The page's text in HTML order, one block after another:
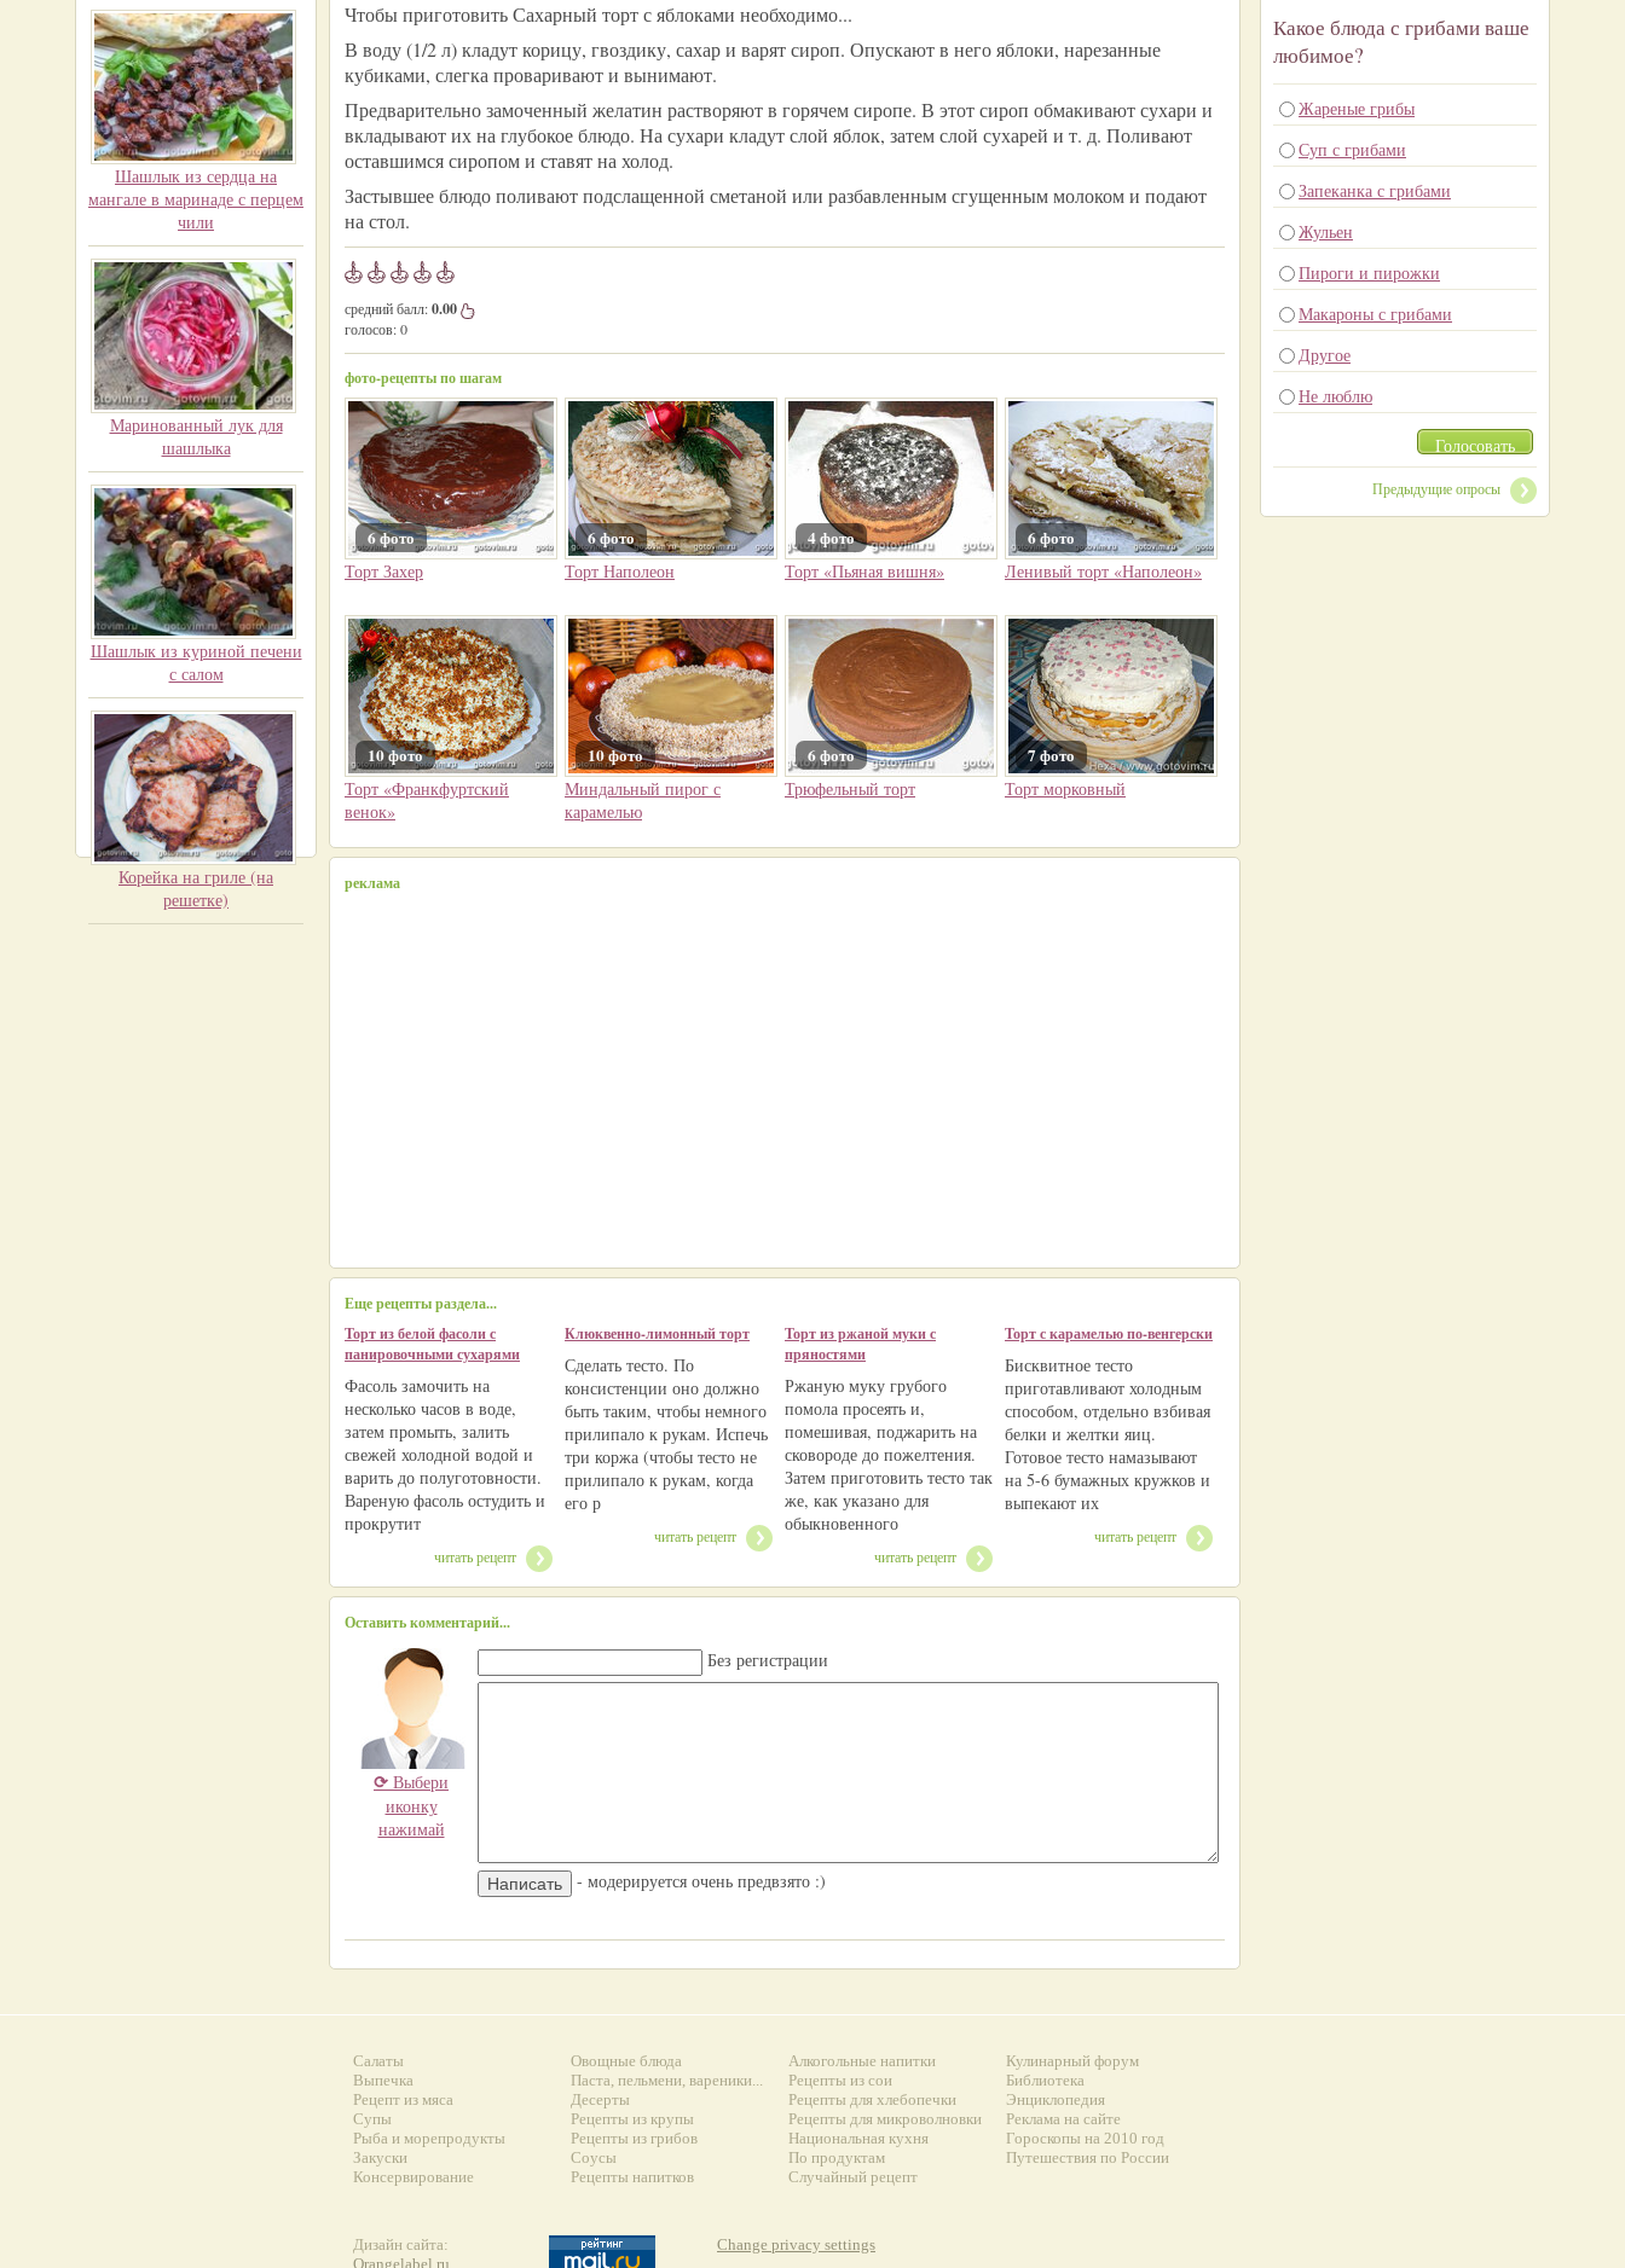
Шашлык из сердца на
мангале в маринаде с перцем
чили
Маринованный лук для
шашлыка
Шашлык из куриной печени
с салом
Корейка на гриле (на
решетке)
Чтобы приготовить Сахарный торт с яблоками необходимо...
В воду (1/2 л) кладут корицу, гвоздику, сахар и варят сироп. Опускают в него яблоки, нарезанные
кубиками, слегка проваривают и вынимают.
Предварительно замоченный желатин растворяют в горячем сиропе. В этот сироп обмакивают сухари и
вкладывают их на глубокое блюдо. На сухари кладут слой яблок, затем слой сухарей и т. д. Поливают
оставшимся сиропом и ставят на холод.
Застывшее блюдо поливают подслащенной сметаной или разбавленным сгущенным молоком и подают
на стол.
средний балл:0.00
голосов:0
фото-рецепты по шагам
6 фото
Торт Захер
6 фото
Торт Наполеон
4 фото
Торт «Пьяная вишня»
6 фото
Ленивый торт «Наполеон»
10 фото
Торт «Франкфуртский
венок»
10 фото
Миндальный пирог с
карамелью
6 фото
Трюфельный торт
7 фото
Торт морковный
реклама
Еще рецепты раздела...
Торт из белой фасоли с
панировочными сухарями
Фасоль замочить на
несколько часов в воде,
затем промыть, залить
свежей холодной водой и
варить до полуготовности.
Вареную фасоль остудить и
прокрутит
читать рецепт
Клюквенно-лимонный торт
Сделать тесто. По
консистенции оно должно
быть таким, чтобы немного
прилипало к рукам. Испечь
три коржа (чтобы тесто не
прилипало к рукам, когда
его р
читать рецепт
Торт из ржаной муки с
пряностями
Ржаную муку грубого
помола просеять и,
помешивая, поджарить на
сковороде до пожелтения.
Затем приготовить тесто так
же, как указано для
обыкновенного
читать рецепт
Торт с карамелью по-венгерски
Бисквитное тесто
приготавливают холодным
способом, отдельно взбивая
белки и желтки яиц.
Готовое тесто намазывают
на 5-6 бумажных кружков и
выпекают их
читать рецепт
Оставить комментарий...
⟳ Выбери
иконку
нажимай
Без регистрации
- модерируется очень предвзято :)
Какое блюда с грибами ваше
любимое?
Жареные грибы
Суп с грибами
Запеканка с грибами
Жульен
Пироги и пирожки
Макароны с грибами
Другое
Не люблю
Голосовать
Предыдущие опросы
Салаты
Выпечка
Рецепт из мяса
Супы
Рыба и морепродукты
Закуски
Консервирование
Овощные блюда
Паста, пельмени, вареники...
Десерты
Рецепты из крупы
Рецепты из грибов
Соусы
Рецепты напитков
Алкогольные напитки
Рецепты из сои
Рецепты для хлебопечки
Рецепты для микроволновки
Национальная кухня
По продуктам
Случайный рецепт
Кулинарный форум
Библиотека
Энциклопедия
Реклама на сайте
Гороскопы на 2010 год
Путешествия по России
Дизайн сайта:
Orangelabel.ru
Change privacy settings